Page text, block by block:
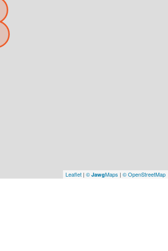
Leaflet | © JawgMaps | © OpenStreetMap